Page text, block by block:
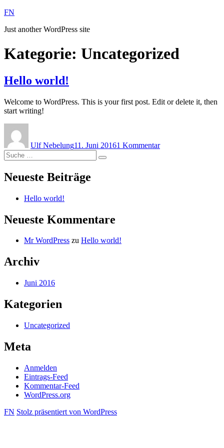
Zum
springen
FN
Just another WordPress site
Kategorie: Uncategorized
Hello world!
Welcome to WordPress. This is your first post. Edit or delete it, then
start writing!
Ulf Nebelung11. Juni 20161 Kommentarworld!
Suche
nach:
Suche
Neueste Beiträge
Hello world!
Neueste Kommentare
Mr WordPress zu Hello world!
Archiv
Juni 2016
Kategorien
Uncategorized
Meta
Anmelden
Eintrags-Feed
Kommentar-Feed
WordPress.org
FN Stolz präsentiert von WordPress